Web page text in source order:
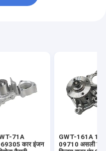
71A
कार इंजन
GWT-161A
09710 असली